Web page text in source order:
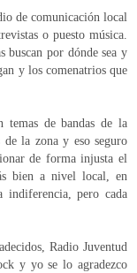
de comunicación local
o puesto música.
buscan por dónde sea y
y los comenatrios que
temas de bandas de la
de la zona y eso seguro
de forma injusta el
bien a nivel local, en
pero cada
Radio Juventud
y yo se lo agradezco